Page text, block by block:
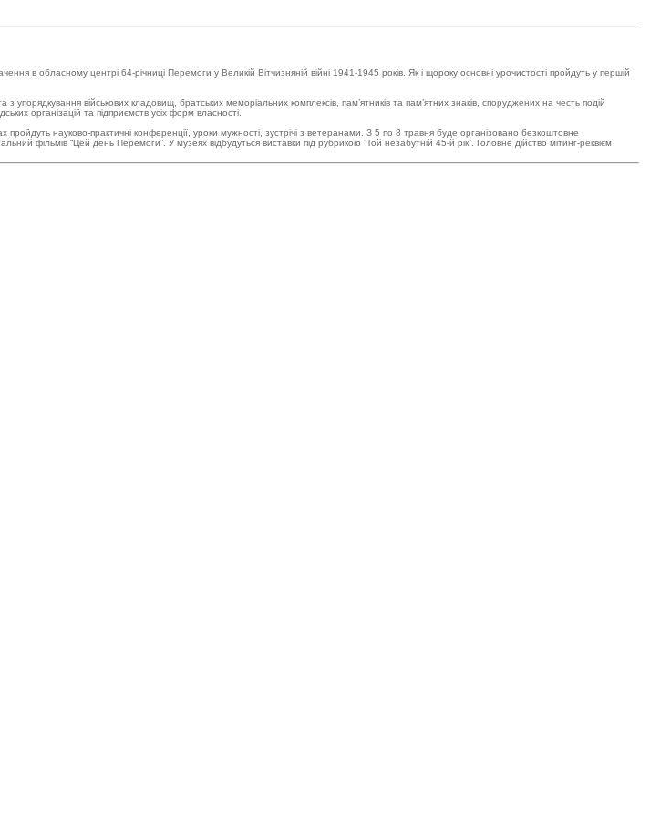
в обласному центрі 64-річниці Перемоги у Великій Вітчизняній війні 1941-1945 років. Як і щороку основні урочистості пройдуть у першій
військових кладовищ, братських меморіальних комплексів, пам’ятників та пам’ятних знаків, споруджених на честь подій
організацій та підприємств усіх форм власності.
науково-практичні конференції, уроки мужності, зустрічі з ветеранами. З 5 по 8 травня буде організовано безкоштовне
фільмів “Цей день Перемоги”. У музеях відбудуться виставки під рубрикою ”Той незабутній 45-й рік”. Головне дійство мітинг-реквієм